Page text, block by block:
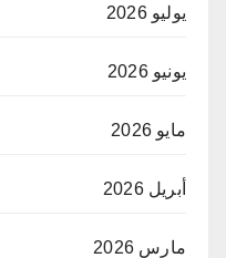
يوليو 2026
يونيو 2026
مايو 2026
أبريل 2026
مارس 2026